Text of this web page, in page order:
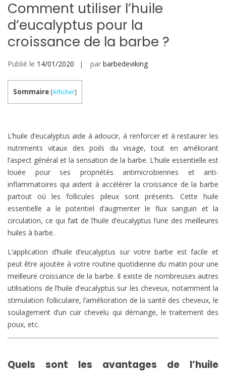
Comment utiliser l’huile
d’eucalyptus pour la
croissance de la barbe ?
Publié le 14/01/2020 par barbedeviking
Sommaire [Afficher]
L’huile d’eucalyptus aide à adoucir, à renforcer et à restaurer les
nutriments vitaux des poils du visage, tout en améliorant
l’aspect général et la sensation de la barbe. L’huile essentielle est
louée pour ses propriétés antimicrobiennes et anti-
inflammatoires qui aident à accélérer la croissance de la barbe
partout où les follicules pileux sont présents. Cette huile
essentielle a le potentiel d’augmenter le flux sanguin et la
circulation, ce qui fait de l’huile d’eucalyptus l’une des meilleures
huiles à barbe.
L’application d’huile d’eucalyptus sur votre barbe est facile et
peut être ajoutée à votre routine quotidienne du matin pour une
meilleure croissance de la barbe. Il existe de nombreuses autres
utilisations de l’huile d’eucalyptus sur les cheveux, notamment la
stimulation folliculaire, l’amélioration de la santé des cheveux, le
soulagement d’un cuir chevelu qui démange, le traitement des
poux, etc.
Quels sont les avantages de l’huile